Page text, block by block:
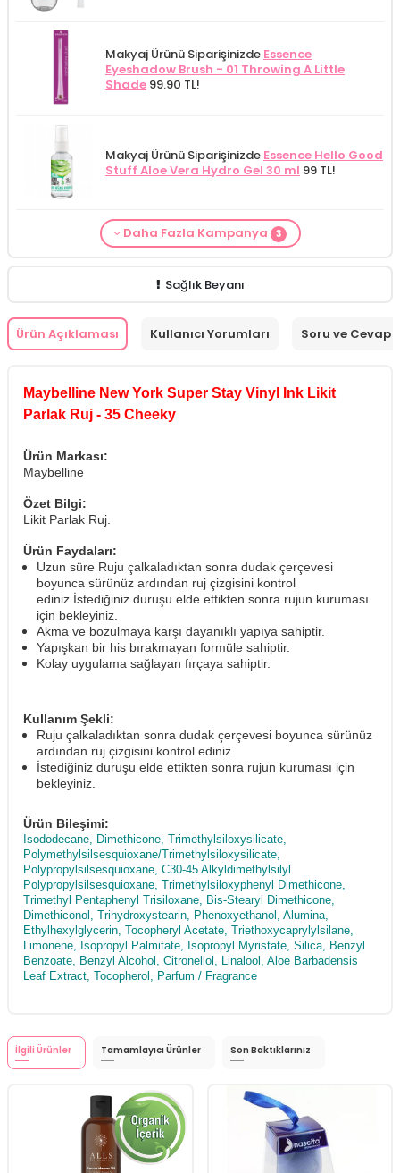
Makyaj Ürünü Siparişinizde Essence
Eyeshadow Brush - 01 Throwing A Little
Shade 99.90 TL!
Makyaj Ürünü Siparişinizde Essence Hello Good
Stuff Aloe Vera Hydro Gel 30 ml 99 TL!
From Natura Kadınlar İçin Terleme Karşıtı
Makyaj Kategorisine Özel Fiyatİdea Derma
Makyaj Ürünü Siparişinizdeİnnova Wash Gel
Daha Fazla Kampanya 3
Sağlık Beyanı
Ürün Açıklaması Kullanıcı Yorumları Soru ve Cevap
Maybelline New York Super Stay Vinyl Ink Likit
Parlak Ruj - 35 Cheeky
Ürün Markası:
Maybelline
Özet Bilgi:
Likit Parlak Ruj.
Ürün Faydaları:
Uzun süre Ruju çalkaladıktan sonra dudak çerçevesi
boyunca sürünüz ardından ruj çizgisini kontrol
ediniz.İstediğiniz duruşu elde ettikten sonra rujun kuruması
için bekleyiniz.
Akma ve bozulmaya karşı dayanıklı yapıya sahiptir.
Yapışkan bir his bırakmayan formüle sahiptir.
Kolay uygulama sağlayan fırçaya sahiptir.
Kullanım Şekli:
Ruju çalkaladıktan sonra dudak çerçevesi boyunca sürünüz
ardından ruj çizgisini kontrol ediniz.
İstediğiniz duruşu elde ettikten sonra rujun kuruması için
bekleyiniz.
Ürün Bileşimi:
Isododecane, Dimethicone, Trimethylsiloxysilicate,
Polymethylsilsesquioxane/Trimethylsiloxysilicate,
Polypropylsilsesquioxane, C30-45 Alkyldimethylsilyl
Polypropylsilsesquioxane, Trimethylsiloxyphenyl Dimethicone,
Trimethyl Pentaphenyl Trisiloxane, Bis-Stearyl Dimethicone,
Dimethiconol, Trihydroxystearin, Phenoxyethanol, Alumina,
Ethylhexylglycerin, Tocopheryl Acetate, Triethoxycaprylylsilane,
Limonene, Isopropyl Palmitate, Isopropyl Myristate, Silica, Benzyl
Benzoate, Benzyl Alcohol, Citronellol, Linalool, Aloe Barbadensis
Leaf Extract, Tocopherol, Parfum / Fragrance
İlgili Ürünler Tamamlayıcı Ürünler Son Baktıklarınız